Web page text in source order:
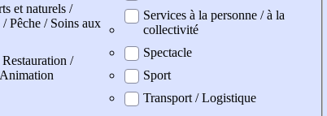
et naturels /
Pêche / Soins aux
/
Services à la personne / à la
collectivité
Spectacle
Sport
Transport / Logistique